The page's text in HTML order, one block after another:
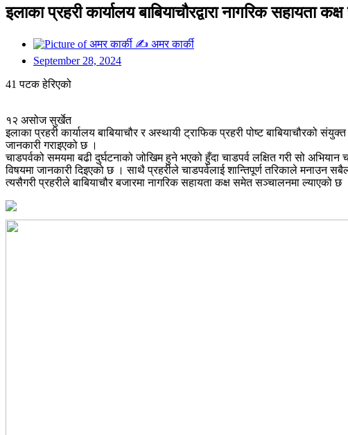
इलाका प्रहरी कार्यालय बाबियाचौरद्वारा नागरिक सहायता
✍ अमर कार्की
September 28, 2024
41 पटक हेरिएको
१२ असोज सुर्खेत
इलाका प्रहरी कार्यालय बाबियाचौर र अस्थायी ट्राफिक प्रहरी पोष्ट बाबियाचौरको
जानकारी गराइएको छ ।
चाडपर्वको समयमा बढी दुर्घटनाको जोखिम हुने भएको हुँदा चाडपर्व लक्षित गरी सो
विषयमा जानकारी दिइएको छ । साथै प्रहरीले चाडपर्वलाई शान्तिपूर्ण तरिकाले मनाउन
त्यसैगरी प्रहरीले बाबियाचौर बजारमा नागरिक सहायता कक्ष समेत सञ्चालनमा ल्याएको